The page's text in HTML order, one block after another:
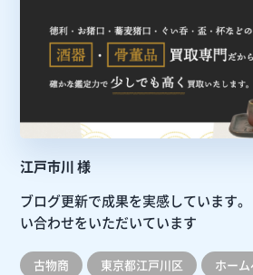
江戸市川 様
ブログ更新で成果を実感しています。
い合わせをいただいています
古物商 東京都江戸川区 ホー